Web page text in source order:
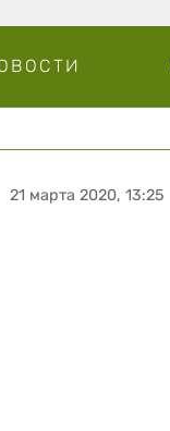
21 марта 2020, 13:25